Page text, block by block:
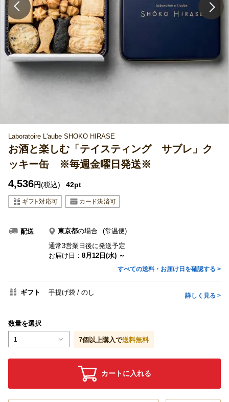
Laboratoire L'aube SHOKO HIRASE
お酒と楽しむ「テイスティング サブレ」ク
ッキー缶 ※毎週金曜日発送※
4,536円(税込) 42pt
配送 東京都の場合
(常温便)
通常3営業日後に発送予定
お届け日： 8月12日(水) ～
すべての送料・お届け日を確認する >
ギフト 手提げ袋 のし 詳しく見る >
数量を選択
1 7個以上購入で送料無料
カートに入れる